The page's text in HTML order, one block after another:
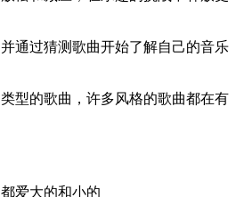
通过猜测歌曲开始了解自己的音乐
型的歌曲，许多风格的歌曲都在有
爱大的和小的